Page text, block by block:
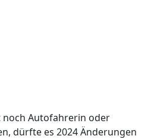
noch Autofahrerin oder
dürfte es 2024 Änderungen